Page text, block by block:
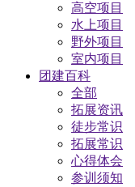
高空项目
水上项目
野外项目
室内项目
团建百科
全部
拓展资讯
徒步常识
拓展常识
心得体会
参训须知